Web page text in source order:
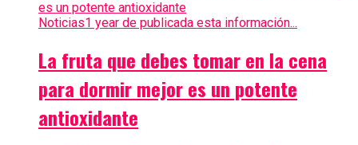
Noticias1 year de publicada esta información...
La fruta que debes tomar en la cena
para dormir mejor es un potente
antioxidante